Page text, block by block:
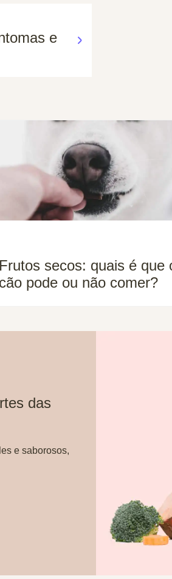
e
Frutos secos: quais é que
cão pode ou não comer?
das
e saborosos,